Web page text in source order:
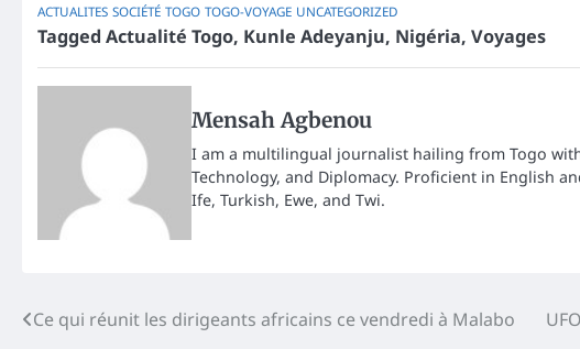
ACTUALITES SOCIÉTÉ TOGO TOGO-VOYAGE UNCATEGORIZED
Tagged Actualité Togo, Kunle Adeyanju, Nigéria, Voyages
Mensah Agbenou
I am a multilingual journalist hailing from Togo
Technology, and Diplomacy. Proficient in English
Ife, Turkish, Ewe, and Twi.
Post
Ce qui réunit les dirigeants africains ce vendredi à Malabo